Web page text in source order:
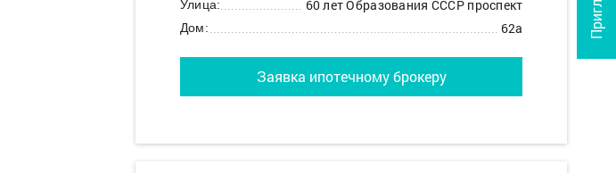
Улица: 60 лет Образования СССР проспект
Дом: 62а
Заявка ипотечному брокеру